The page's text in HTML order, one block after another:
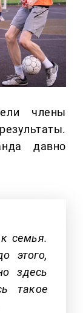
члены
давно
семья.
этого,
здесь
такое